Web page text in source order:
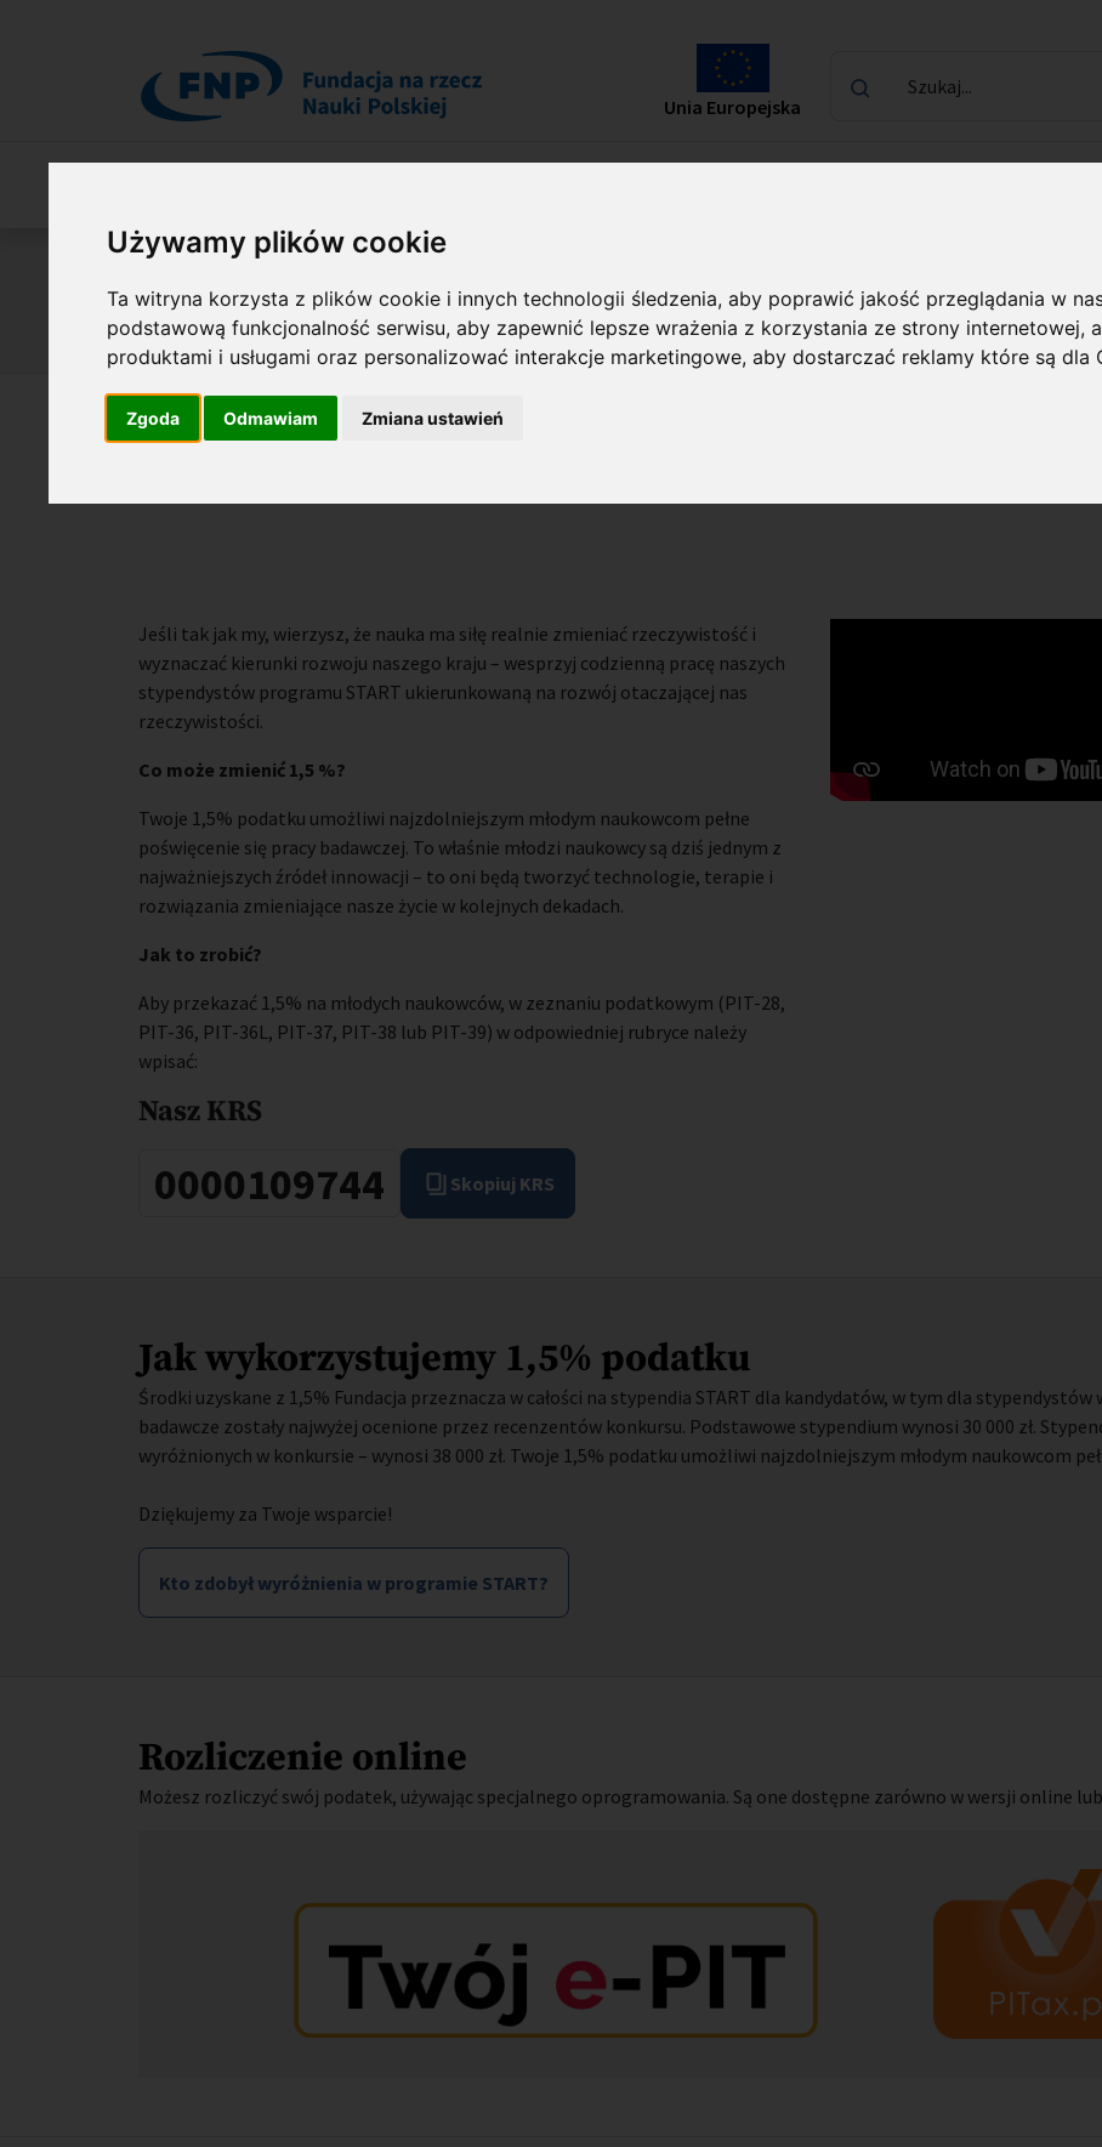
Używamy plików cookie
Ta witryna korzysta z plików cookie i innych technologii śledzenia, aby poprawić jakość przeglądania w
podstawową funkcjonalność serwisu,aby zapewnić lepsze wrażenia z korzystania ze strony internetowej,
produktami i usługami oraz personalizować interakcje marketingowe,aby dostarczać reklamy które są dla
Zgoda Odmawiam Zmiana ustawień
Unia Europejska
Szukaj...
Jesteś tutaj:
Wesprzyj 1.5% podatku
Przekaż darowiznę 1.5% podatku Dla biznesu Zapisy testamentowe Jak jeszcze
Jeśli tak jak my, wierzysz, że nauka ma siłę realnie zmieniać rzeczywistość i
wyznaczać kierunki rozwoju naszego kraju – wesprzyj codzienną pracę naszych
stypendystów programu START ukierunkowaną na rozwój otaczającej nas
rzeczywistości.
Co może zmienić 1,5 %?
Twoje 1,5% podatku umożliwi najzdolniejszym młodym naukowcom pełne
poświęcenie się pracy badawczej. To właśnie młodzi naukowcy są dziś jednym z
najważniejszych źródeł innowacji – to oni będą tworzyć technologie, terapie i
rozwiązania zmieniające nasze życie w kolejnych dekadach.
Jak to zrobić?
Aby przekazać 1,5% na młodych naukowców, w zeznaniu podatkowym (PIT-28,
PIT-36, PIT-36L, PIT-37, PIT-38 lub PIT-39) w odpowiedniej rubryce należy
wpisać:
Nasz KRS
Skopiuj KRS
Jak wykorzystujemy 1,5% podatku
Środki uzyskane z 1,5% Fundacja przeznacza w całości na stypendia START dla kandydatów, w tym dla
badawcze zostały najwyżej ocenione przez recenzentów konkursu. Podstawowe stypendium wynosi 30 000 zł.
wyróżnionych w konkursie – wynosi 38 000 zł. Twoje 1,5% podatku umożliwi najzdolniejszym młodym naukowcom
Dziękujemy za Twoje wsparcie!
Kto zdobył wyróżnienia w programie START?
Rozliczenie online
Możesz rozliczyć swój podatek, używając specjalnego oprogramowania. Są one dostępne zarówno w wersji online